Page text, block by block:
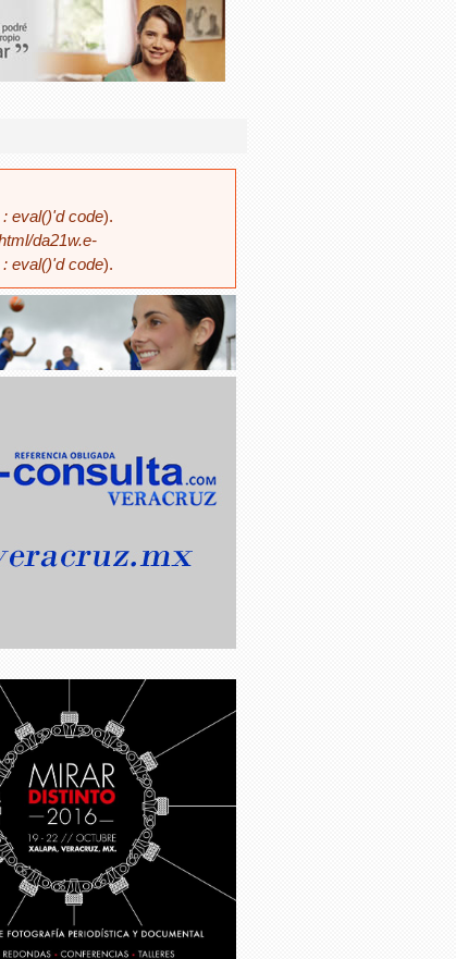
eval()'d code).
da21w.e-
eval()'d code).
Morales Lechuga
de Guatemala a